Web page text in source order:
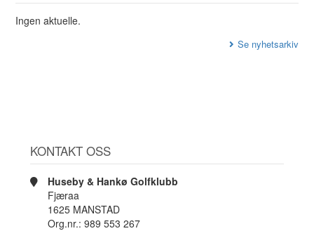
Ingen aktuelle.
Se nyhetsarkiv
KONTAKT OSS
Huseby & Hankø Golfklubb
Fjæraa
1625 MANSTAD
Org.nr.: 989 553 267